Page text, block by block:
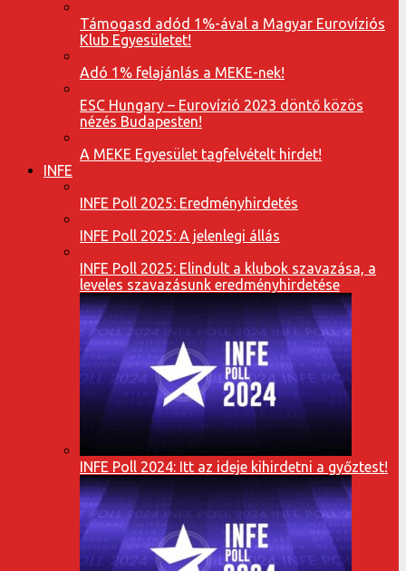
Támogasd adód 1%-ával a Magyar Eurovíziós
Klub Egyesületet!
Adó 1% felajánlás a MEKE-nek!
ESC Hungary – Eurovízió 2023 döntő közös
nézés Budapesten!
A MEKE Egyesület tagfelvételt hirdet!
INFE
INFE Poll 2025: Eredményhirdetés
INFE Poll 2025: A jelenlegi állás
INFE Poll 2025: Elindult a klubok szavazása, a
leveles szavazásunk eredményhirdetése
INFE Poll 2024: Itt az ideje kihirdetni a győztest!